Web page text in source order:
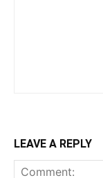
LEAVE A REPLY